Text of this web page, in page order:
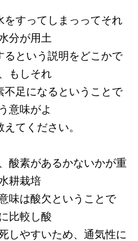
すってしまっってそれ
分が用土
という説明をどこかで
もしそれ
足になるということで
意味がよ
てください。
酸素があるかないかが重
耕栽培
味は酸欠ということで
比較し酸
しやすいため、通気性に